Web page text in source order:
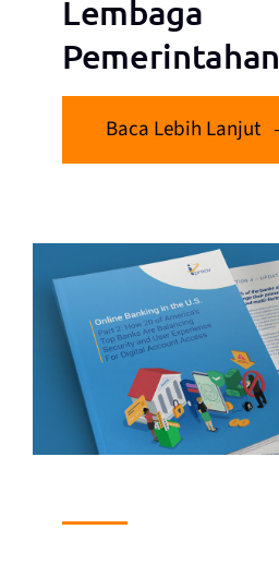
Lembaga
Pemerintahan
Baca Lebih Lanjut